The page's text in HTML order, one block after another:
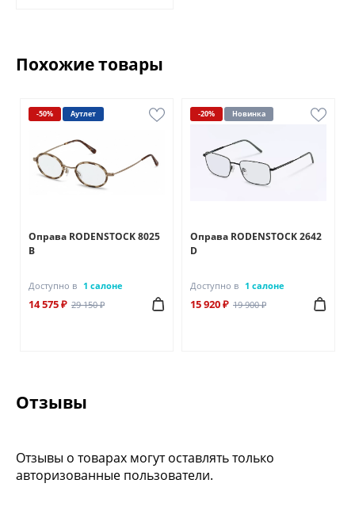
Похожие товары
-50% Аутлет
Оправа RODENSTOCK 8025
В
Доступно в 1 салоне
14 575 ₽ 29 150 ₽
-20% Новинка
Оправа RODENSTOCK 2642
D
Доступно в 1 салоне
15 920 ₽ 19 900 ₽
Отзывы
Отзывы о товарах могут оставлять только
авторизованные пользователи.